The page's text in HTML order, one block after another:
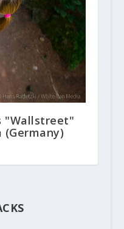
"Wallstreet"
(Germany)